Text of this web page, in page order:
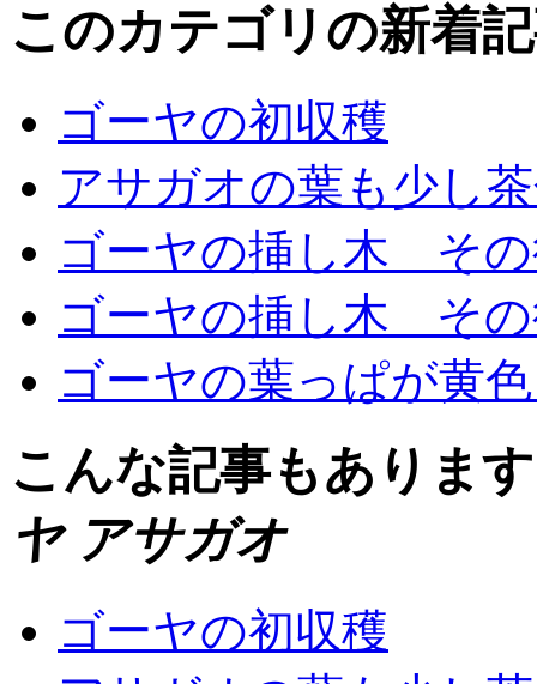
このカテゴリの新着
ゴーヤの初収穫
アサガオの葉も少し
ゴーヤの挿し木 そ
ゴーヤの挿し木 そ
ゴーヤの葉っぱが黄
こんな記事もありま
ヤ アサガオ
ゴーヤの初収穫